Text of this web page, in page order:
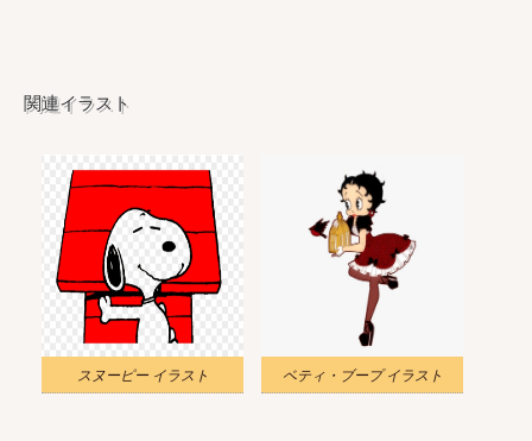
関連イラスト
スヌーピー イラスト ベティ・ブープ イラスト